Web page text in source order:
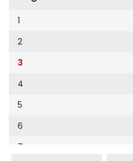
Cumhuriyet Sağlıklı Beslenme
Cumhuriyet Sokak
Cumhuriyet Spor
Cumhuriyet Strateji
Cumhuriyet Tarım
Cumhuriyet Yılbaşı
Çerçeve Eki
1
2
3
4
5
6
7